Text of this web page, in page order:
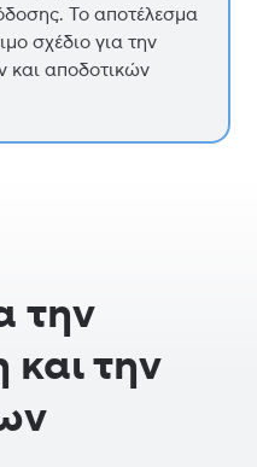
Το αποτέλεσμα
σχέδιο για την
και αποδοτικών
την
την